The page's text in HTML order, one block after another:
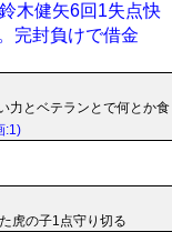
木健矢6回1失点快
完封負けで借金
力とベテランとで何とか食
:1)
虎の子1点守り切る